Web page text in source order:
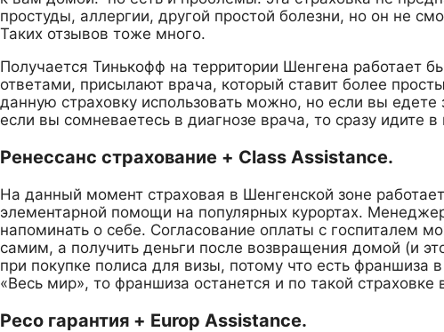
простуды, аллергии, другой простой болезни, но он не
Таких отзывов тоже много.
Получается Тинькофф на территории Шенгена работает
ответами, присылают врача, который ставит более
данную страховку использовать можно, но если вы
если вы сомневаетесь в диагнозе врача, то сразу идите
Ренессанс страхование + Class Assistance.
На данный момент страховая в Шенгенской зоне
элементарной помощи на популярных курортах.
напоминать о себе. Согласование оплаты с госпиталем
самим, а получить деньги после возвращения домой (и
при покупке полиса для визы, потому что есть
«Весь мир», то франшиза останется и по такой страховке
Ресо гарантия + Europ Assistance.